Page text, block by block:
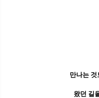
만나는 것
왔던 길